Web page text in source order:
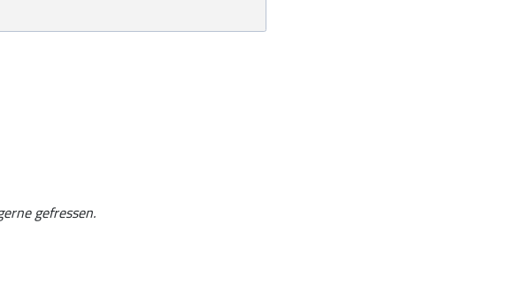
gefressen.